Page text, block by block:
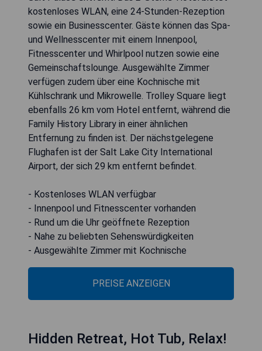
kostenloses WLAN, eine 24-Stunden-Rezeption
sowie ein Businesscenter. Gäste können das Spa-
und Wellnesscenter mit einem Innenpool,
Fitnesscenter und Whirlpool nutzen sowie eine
Gemeinschaftslounge. Ausgewählte Zimmer
verfügen zudem über eine Kochnische mit
Kühlschrank und Mikrowelle. Trolley Square liegt
ebenfalls 26 km vom Hotel entfernt, während die
Family History Library in einer ähnlichen
Entfernung zu finden ist. Der nächstgelegene
Flughafen ist der Salt Lake City International
Airport, der sich 29 km entfernt befindet.
- Kostenloses WLAN verfügbar
- Innenpool und Fitnesscenter vorhanden
- Rund um die Uhr geöffnete Rezeption
- Nahe zu beliebten Sehenswürdigkeiten
- Ausgewählte Zimmer mit Kochnische
PREISE ANZEIGEN
Hidden Retreat, Hot Tub, Relax!